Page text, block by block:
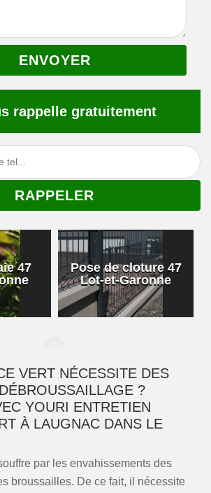
rappelle gratuitement
47
Pose de cloture 47
Lot-et-Garonne
VERT NÉCESSITE DES
?
YOURI ENTRETIEN
À LAUGNAC DANS LE
par les envahissements des
broussailles. De ce fait, il nécessite